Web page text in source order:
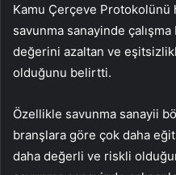
Kamu Çerçeve Protokolünü
savunma sanayinde çalışma
değerini azaltan ve
olduğunu belirtti.
Özellikle savunma sanayii
branşlara göre çok daha
daha değerli ve riskli